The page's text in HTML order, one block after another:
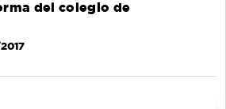
del colegio de